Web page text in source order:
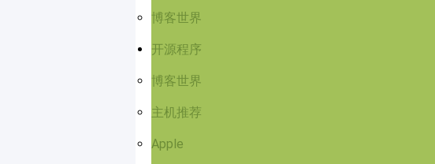
博客世界
开源程序
博客世界
主机推荐
Apple